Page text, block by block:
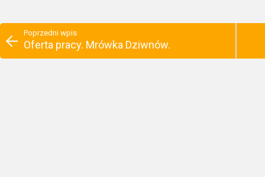
Poprzedni wpis
Oferta pracy. Mrówka Dziwnów.